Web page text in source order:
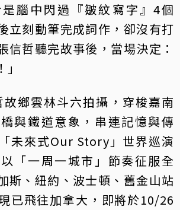
腦中閃過『皺紋寫字』4個
立刻動筆完成詞作，卻沒有打
信哲聽完故事後，當場決定：
故鄉雲林斗六拍攝，穿梭嘉南
與鐵道意象，串連記憶與傳
未來式Our Story」世界巡演
「一周一城市」節奏征服全
斯、紐約、波士頓、舊金山站
已飛往加拿大，即將於10/26